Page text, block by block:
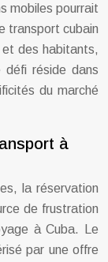
mobiles pourrait
transport cubain
et des habitants,
réside dans
du marché
à
la réservation
de frustration
à Cuba. Le
par une offre